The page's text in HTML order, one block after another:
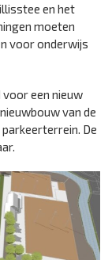
en het
moeten
voor onderwijs
een nieuw
van de
De